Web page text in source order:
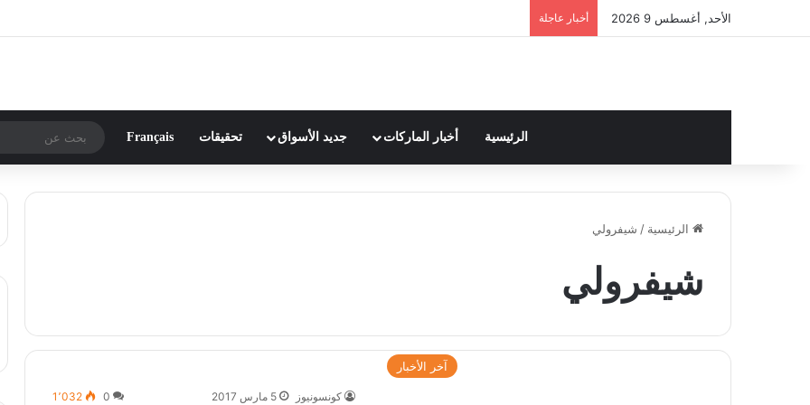
الأحد, أغسطس 9 2026 أخبار عاجلة
الرئيسية أخبار الماركات جديد الأسواق تحقيقات Français
الرئيسية / شيفرولي
شيفرولي
آخر الأخبار
كونسونيوز 5 مارس 2017 0 1٬032